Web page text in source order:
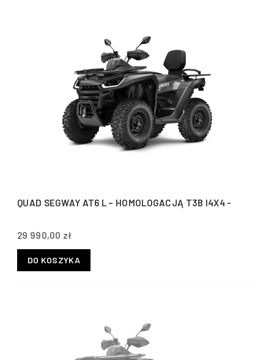
QUAD SEGWAY AT6 L – HOMOLOGACJĄ T3B I4X4 -
29 990,00 zł
DO KOSZYKA